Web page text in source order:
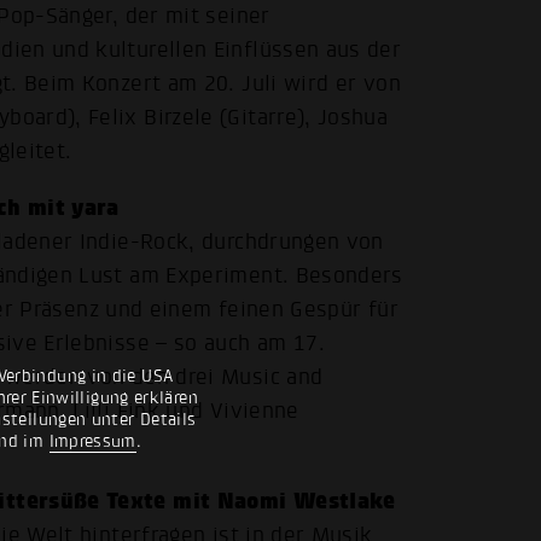
in die USA
Einwilligung erklären
unter Details
im Impressum.
Sänger, der mit seiner
und kulturellen Einflüssen aus der
Beim Konzert am 20. Juli wird er von
Felix Birzele (Gitarre), Joshua
mit yara
Indie-Rock, durchdrungen von
Lust am Experiment. Besonders
Präsenz und einem feinen Gespür für
Erlebnisse – so auch am 17.
von den drei Music and
Lilli Fink und Vivienne
Texte mit Naomi Westlake
Welt hinterfragen ist in der Musik